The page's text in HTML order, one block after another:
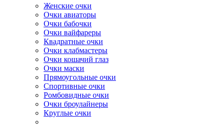
Женские очки
Очки авиаторы
Очки бабочки
Очки вайфареры
Квадратные очки
Очки клабмастеры
Очки кошачий глаз
Очки маски
Прямоугольные очки
Спортивные очки
Ромбовидные очки
Очки броулайнеры
Круглые очки